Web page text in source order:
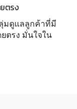
ตรง
มดูแลลูกค้าที่มี
ตรง มั่นใจใน